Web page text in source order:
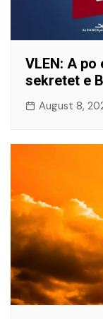
VLEN: A
sekretet e
August 8,